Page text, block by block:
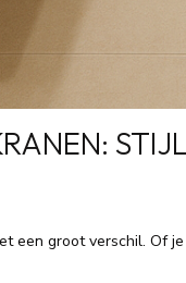
een groot verschil. Of